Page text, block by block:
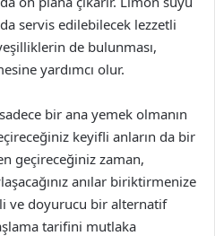
servis edilebilecek lezzetli
de bulunması,
yardımcı olur.
bir ana yemek olmanın
keyifli anların da bir
geçireceğiniz zaman,
anılar biriktirmenize
ve doyurucu bir alternatif
tarifini mutlaka